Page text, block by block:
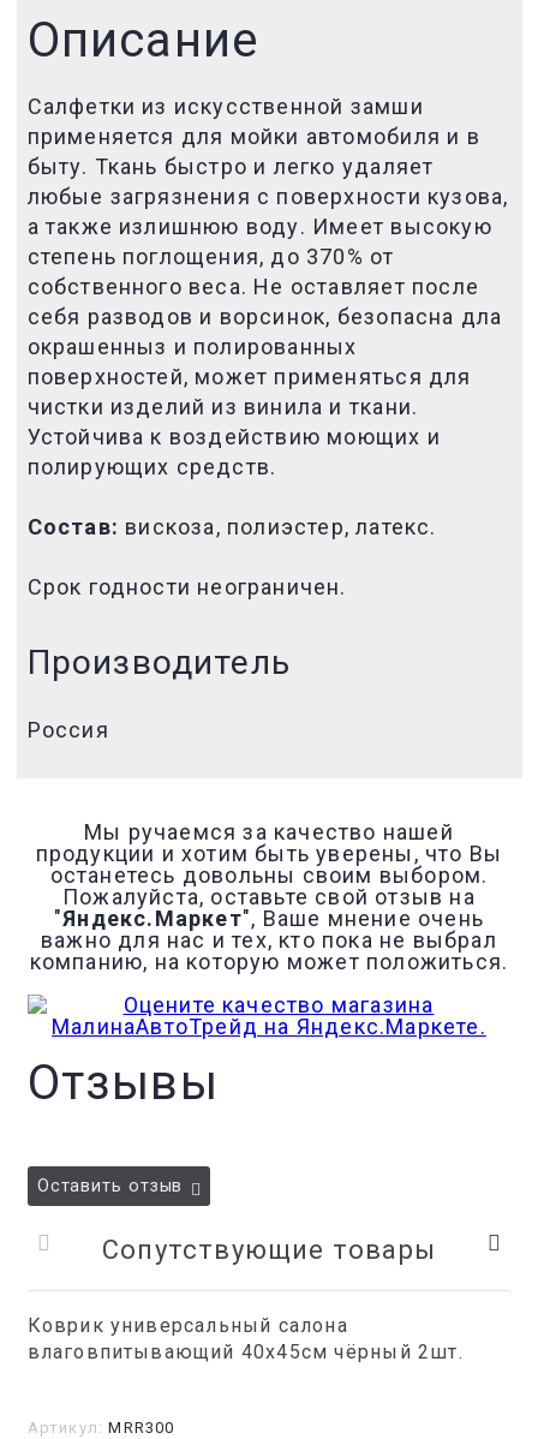
Описание
Салфетки из искусственной замши
применяется для мойки автомобиля и в
быту. Ткань быстро и легко удаляет
любые загрязнения с поверхности кузова,
а также излишнюю воду. Имеет высокую
степень поглощения, до 370% от
собственного веса. Не оставляет после
себя разводов и ворсинок, безопасна дла
окрашенныз и полированных
поверхностей, может применяться для
чистки изделий из винила и ткани.
Устойчива к воздействию моющих и
полирующих средств.
Состав: вискоза, полиэстер, латекс.
Срок годности неограничен.
Производитель
Россия
Мы ручаемся за качество нашей
продукции и хотим быть уверены, что Вы
останетесь довольны своим выбором.
Пожалуйста, оставьте свой отзыв на
"Яндекс.Маркет", Ваше мнение очень
важно для нас и тех, кто пока не выбрал
компанию, на которую может положиться.
Отзывы
Оставить отзыв
Сопутствующие товары
Коврик универсальный салона
влаговпитывающий 40х45см чёрный 2шт.
Артикул: MRR300